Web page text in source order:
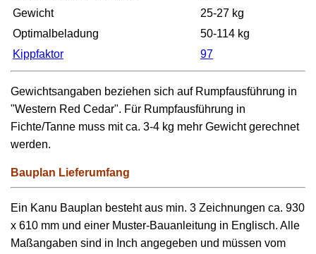
Gewicht
25-27 kg
Optimalbeladung
50-114 kg
Kippfaktor
97
Gewichtsangaben beziehen sich auf Rumpfausführung in
"Western Red Cedar". Für Rumpfausführung in
Fichte/Tanne muss mit ca. 3-4 kg mehr Gewicht gerechnet
werden.
Bauplan Lieferumfang
Ein Kanu Bauplan besteht aus min. 3 Zeichnungen ca. 930
x 610 mm und einer Muster-Bauanleitung in Englisch. Alle
Maßangaben sind in Inch angegeben und müssen vom